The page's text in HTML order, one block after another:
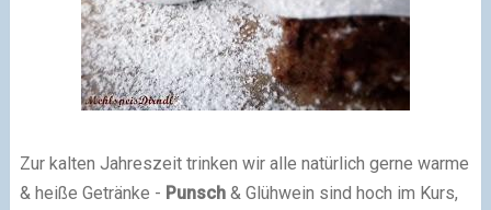
Zur kalten Jahreszeit trinken wir alle natürlich gerne warme
& heiße Getränke - Punsch& Glühwein sind hoch im Kurs,